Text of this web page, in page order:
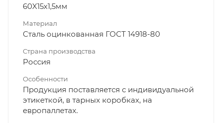
60X15х1,5мм
Материал
Сталь оцинкованная ГОСТ 14918-80
Страна производства
Россия
Особенности
Продукция поставляется с индивидуальной
этикеткой, в тарных коробках, на
европаллетах.